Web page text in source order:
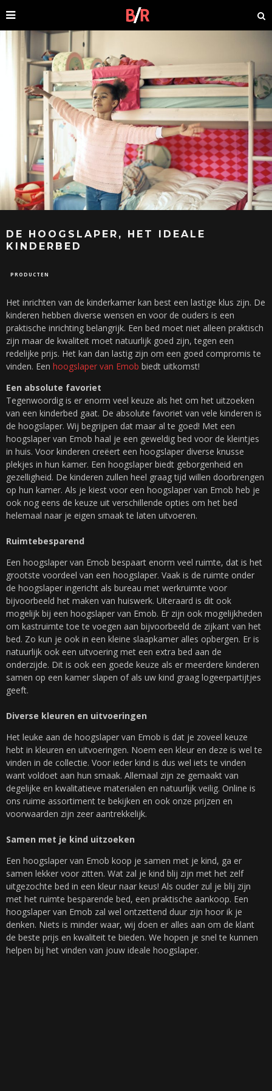
DE HOOGSLAPER, HET IDEALE
KINDERBED
PRODUCTEN
Het inrichten van de kinderkamer kan best een lastige klus zijn. De
kinderen hebben diverse wensen en voor de ouders is een
praktische inrichting belangrijk. Een bed moet niet alleen praktisch
zijn maar de kwaliteit moet natuurlijk goed zijn, tegen een
redelijke prijs. Het kan dan lastig zijn om een goed compromis te
vinden. Een hoogslaper van Emob biedt uitkomst!
Een absolute favoriet
Tegenwoordig is er enorm veel keuze als het om het uitzoeken
van een kinderbed gaat. De absolute favoriet van vele kinderen is
de hoogslaper. Wij begrijpen dat maar al te goed! Met een
hoogslaper van Emob haal je een geweldig bed voor de kleintjes
in huis. Voor kinderen creëert een hoogslaper diverse knusse
plekjes in hun kamer. Een hoogslaper biedt geborgenheid en
gezelligheid. De kinderen zullen heel graag tijd willen doorbrengen
op hun kamer. Als je kiest voor een hoogslaper van Emob heb je
ook nog eens de keuze uit verschillende opties om het bed
helemaal naar je eigen smaak te laten uitvoeren.
Ruimtebesparend
Een hoogslaper van Emob bespaart enorm veel ruimte, dat is het
grootste voordeel van een hoogslaper. Vaak is de ruimte onder
de hoogslaper ingericht als bureau met werkruimte voor
bijvoorbeeld het maken van huiswerk. Uiteraard is dit ook
mogelijk bij een hoogslaper van Emob. Er zijn ook mogelijkheden
om kastruimte toe te voegen aan bijvoorbeeld de zijkant van het
bed. Zo kun je ook in een kleine slaapkamer alles opbergen. Er is
natuurlijk ook een uitvoering met een extra bed aan de
onderzijde. Dit is ook een goede keuze als er meerdere kinderen
samen op een kamer slapen of als uw kind graag logeerpartijtjes
geeft.
Diverse kleuren en uitvoeringen
Het leuke aan de hoogslaper van Emob is dat je zoveel keuze
hebt in kleuren en uitvoeringen. Noem een kleur en deze is wel te
vinden in de collectie. Voor ieder kind is dus wel iets te vinden
want voldoet aan hun smaak. Allemaal zijn ze gemaakt van
degelijke en kwalitatieve materialen en natuurlijk veilig. Online is
ons ruime assortiment te bekijken en ook onze prijzen en
voorwaarden zijn zeer aantrekkelijk.
Samen met je kind uitzoeken
Een hoogslaper van Emob koop je samen met je kind, ga er
samen lekker voor zitten. Wat zal je kind blij zijn met het zelf
uitgezochte bed in een kleur naar keus! Als ouder zul je blij zijn
met het ruimte besparende bed, een praktische aankoop. Een
hoogslaper van Emob zal wel ontzettend duur zijn hoor ik je
denken. Niets is minder waar, wij doen er alles aan om de klant
de beste prijs en kwaliteit te bieden. We hopen je snel te kunnen
helpen bij het vinden van jouw ideale hoogslaper.